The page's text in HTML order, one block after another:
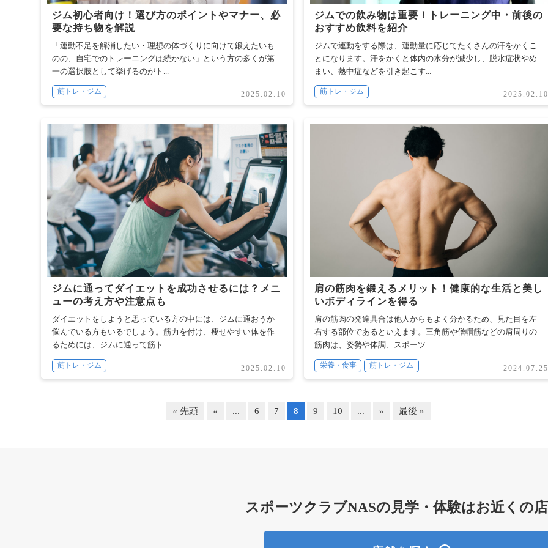
ジム初心者向け！選び方のポイントやマナー、必
要な持ち物を解説
「運動不足を解消したい・理想の体づくりに向けて鍛えたいも
のの、自宅でのトレーニングは続かない」という方の多くが第
一の選択肢として挙げるのがト...
筋トレ・ジム 2025.02.10
ジムでの飲み物は重要！トレーニング中・前後の
おすすめ飲料を紹介
ジムで運動をする際は、運動量に応じてたくさんの汗をかくこ
とになります。汗をかくと体内の水分が減少し、脱水症状やめ
まい、熱中症などを引き起こす...
筋トレ・ジム 2025.02.10
ジムに通ってダイエットを成功させるには？メニ
ューの考え方や注意点も
ダイエットをしようと思っている方の中には、ジムに通おうか
悩んでいる方もいるでしょう。筋力を付け、痩せやすい体を作
るためには、ジムに通って筋ト...
筋トレ・ジム 2025.02.10
肩の筋肉を鍛えるメリット！健康的な生活と美し
いボディラインを得る
肩の筋肉の発達具合は他人からもよく分かるため、見た目を左
右する部位であるといえます。三角筋や僧帽筋などの肩周りの
筋肉は、姿勢や体調、スポーツ...
栄養・食事 筋トレ・ジム 2024.07.25
« 先頭 « ... 6 7 8 9 10 ... » 最後 »
スポーツクラブNASの 見学・体験はお近くの